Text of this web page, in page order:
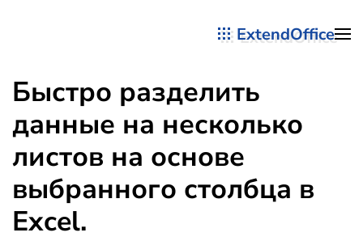
ExtendOffice
Быстро разделить
данные на несколько
листов на основе
выбранного столбца в
Excel.